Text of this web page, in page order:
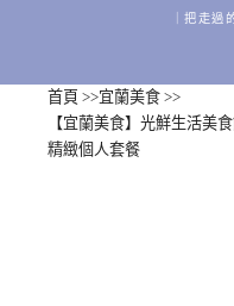
｜把走過
首頁 >>宜蘭美食 >>
【宜蘭美食】光鮮生活美
精緻個人套餐